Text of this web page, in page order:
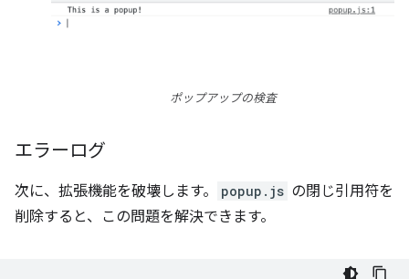
ポップアップの検査
エラーログ
次に、拡張機能を破壊します。 popup.js の閉じ引用符を
削除すると、この問題を解決できます。